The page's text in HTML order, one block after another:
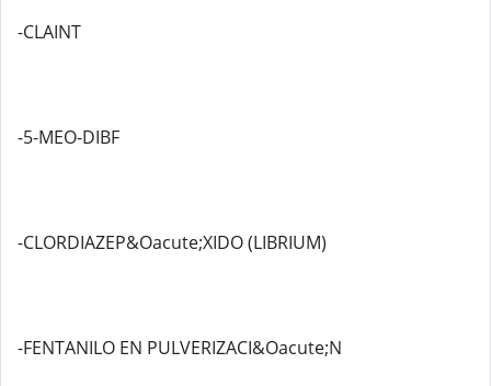
-CLAINT
-5-MEO-DIBF
-CLORDIAZEP&Oacute;XIDO (LIBRIUM)
-FENTANILO EN PULVERIZACI&Oacute;N